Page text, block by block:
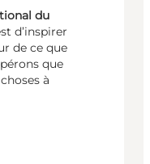
du
d’inspirer
de ce que
que
à